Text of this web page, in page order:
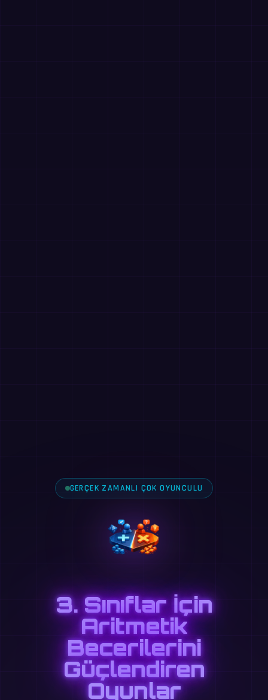
GERÇEK ZAMANLI ÇOK OYUNCULU
3. Sınıflar İçin
Aritmetik
Becerilerini
Güçlendiren
Oyunlar